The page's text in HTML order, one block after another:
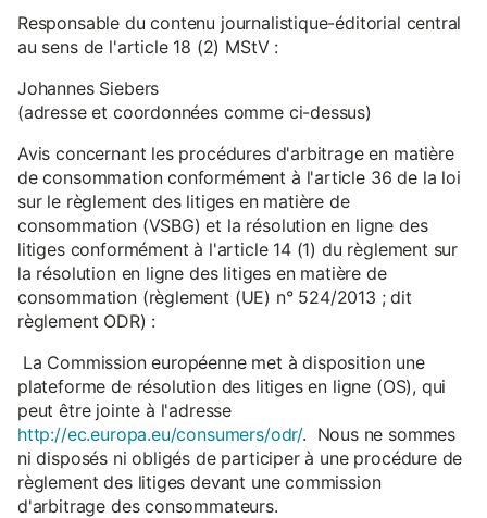
Responsable du contenu journalistique-éditorial central
au sens de l'article 18 (2) MStV :
Johannes Siebers
(adresse et coordonnées comme ci-dessus)
Avis concernant les procédures d'arbitrage en matière
de consommation conformément à l'article 36 de la loi
sur le règlement des litiges en matière de
consommation (VSBG) et la résolution en ligne des
litiges conformément à l'article 14 (1) du règlement sur
la résolution en ligne des litiges en matière de
consommation (règlement (UE) n° 524/2013 ; dit
règlement ODR) :
La Commission européenne met à disposition une
plateforme de résolution des litiges en ligne (OS), qui
peut être jointe à l'adresse
http://ec.europa.eu/consumers/odr/. Nous ne sommes
ni disposés ni obligés de participer à une procédure de
règlement des litiges devant une commission
d'arbitrage des consommateurs.